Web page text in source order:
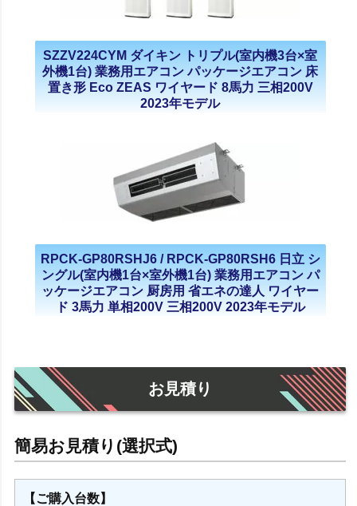
SZZV224CYM ダイキン トリプル(室内機3台×室
外機1台) 業務用エアコン パッケージエアコン 床
置き形 Eco ZEAS ワイヤード 8馬力 三相200V
2023年モデル
RPCK-GP80RSHJ6 / RPCK-GP80RSH6 日立 シ
ングル(室内機1台×室外機1台) 業務用エアコン パ
ッケージエアコン 厨房用 省エネの達人 ワイヤー
ド 3馬力 単相200V 三相200V 2023年モデル
お見積り
【ご購入台数】